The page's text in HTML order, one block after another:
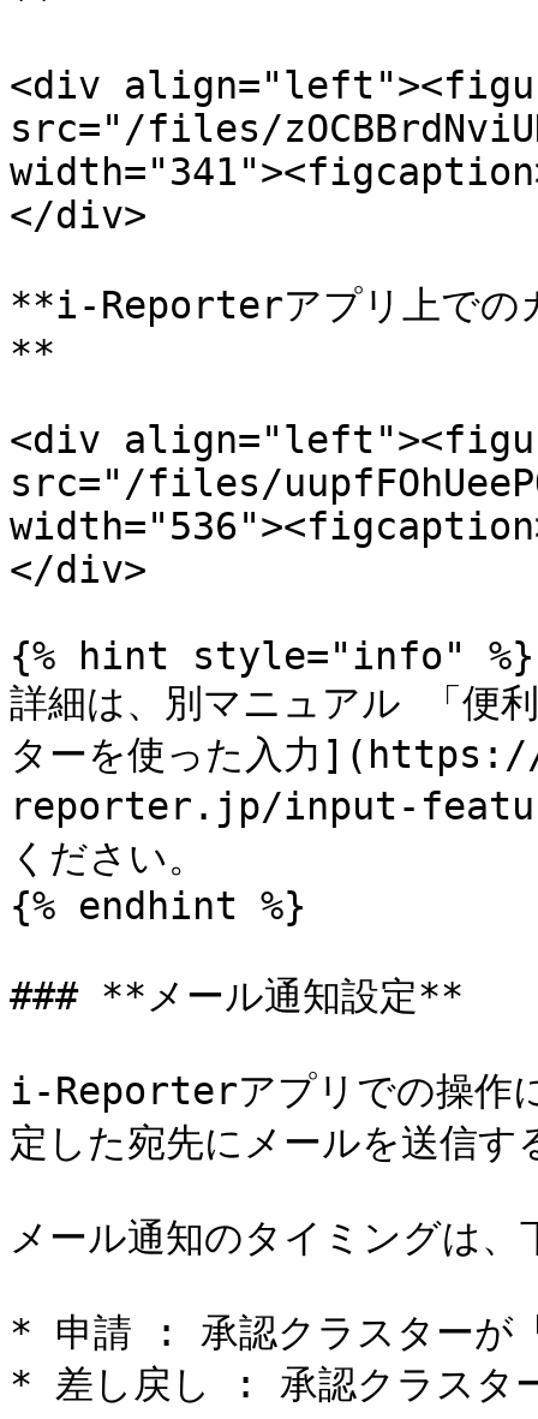
<div
src="/files/
</div>
**i-Reporterアプリ上での
**
<div
src="/files/
</div>
{% hint style="info" %}
詳細は、別マニュアル 「便
ターを使った入力
reporter.jp/input-
ください。
{% endhint %}
### **メール通知設定**
i-Reporterアプリでの操作
定した宛先にメールを送信
メール通知のタイミングは
* 申請 : 承認クラスターが
* 差し戻し : 承認クラスタ